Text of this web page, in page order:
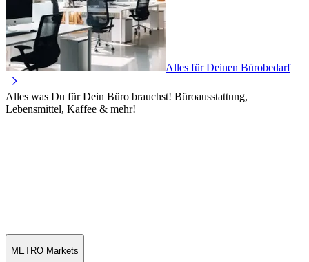
Alles für Deinen Bürobedarf
Alles was Du für Dein Büro brauchst! Büroausstattung,
Lebensmittel, Kaffee & mehr!
METRO Markets